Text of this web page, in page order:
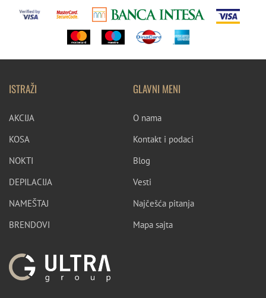
ISTRAŽI
AKCIJA
KOSA
NOKTI
DEPILACIJA
NAMEŠTAJ
BRENDOVI
GLAVNI MENI
O nama
Kontakt i podaci
Blog
Vesti
Najčešća pitanja
Mapa sajta